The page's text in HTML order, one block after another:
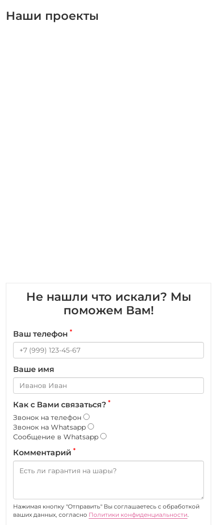
Наши проекты
Не нашли что искали? Мы
поможем Вам!
Ваш телефон *
Ваше имя
Как с Вами связаться? *
Звонок на телефон
Звонок на Whatsapp
Сообщение в Whatsapp
Комментарий *
Нажимая кнопку "Отправить" Вы соглашаетесь c обработкой
ваших данных, согласно Политики конфиденциальности.